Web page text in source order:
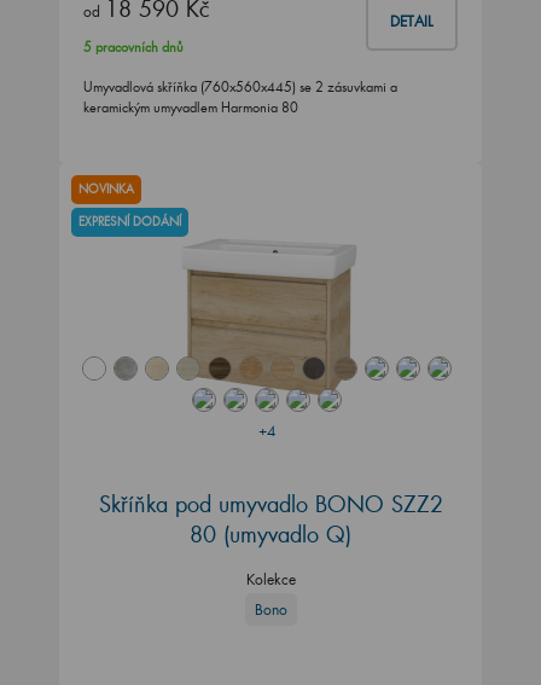
od 18 590 Kč DETAIL
5 pracovních dnů
Umyvadlová skříňka (760x560x445) se 2 zásuvkami a
keramickým umyvadlem Harmonia 80
+4
NOVINKA
EXPRESNÍ DODÁNÍ
Skříňka pod umyvadlo BONO SZZ2
80 (umyvadlo Q)
Kolekce
Bono